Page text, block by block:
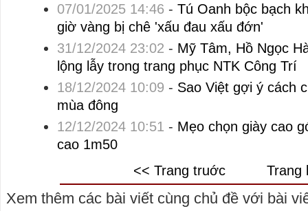
07/01/2025 14:46 - Tú Oanh bộc bạch
giờ vàng bị chê 'xấu đau xấu đớn'
31/12/2024 23:02 - Mỹ Tâm, Hồ Ngọc
lộng lẫy trong trang phục NTK Công Trí
18/12/2024 10:09 - Sao Việt gợi ý cách
mùa đông
12/12/2024 10:51 - Mẹo chọn giày cao
cao 1m50
<< Trang truớc
Trang
Xem thêm các bài viết cùng chủ đề với bài